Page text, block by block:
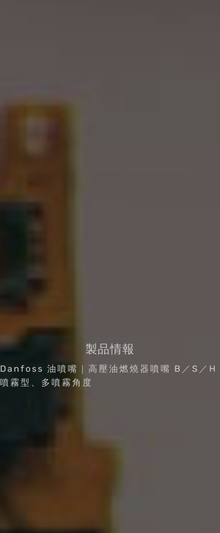
製品情報
Danfoss 油噴嘴｜高壓油燃燒器噴嘴 B／S／H
噴霧型、多噴霧角度